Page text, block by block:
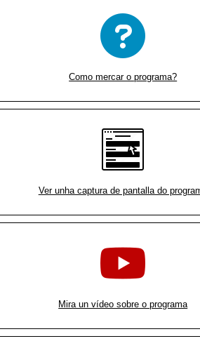
Como mercar o programa?
Ver unha captura de pantalla do
Mira un vídeo sobre o programa